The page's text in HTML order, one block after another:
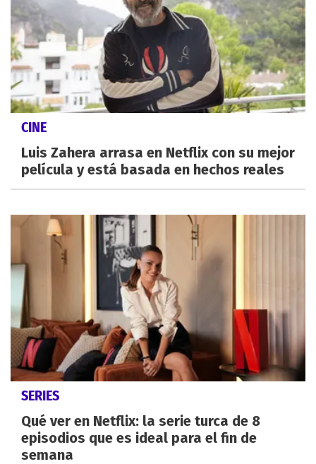
CINE
Luis Zahera arrasa en Netflix con su mejor
película y está basada en hechos reales
SERIES
Qué ver en Netflix: la serie turca de 8
episodios que es ideal para el fin de
semana